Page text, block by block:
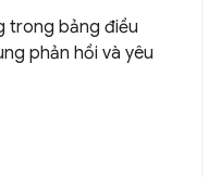
trong bảng điều
phản hồi và yêu